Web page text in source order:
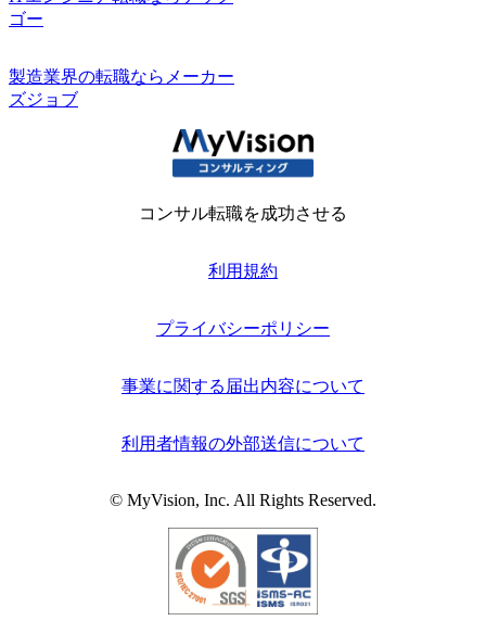
ゴー
製造業界の転職ならメーカー
ズジョブ
コンサル転職を成功させる
利用規約
プライバシーポリシー
事業に関する届出内容について
利用者情報の外部送信について
© MyVision, Inc. All Rights Reserved.